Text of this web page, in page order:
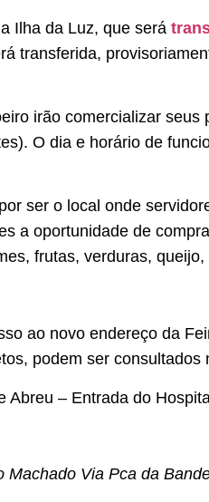
Ilha da Luz, que será
transferida,
irão comercializar
O dia e horário de
ser o local onde
a oportunidade de
frutas, verduras,
ao novo endereço da
podem ser consultados
Abreu – Entrada do
Machado Via Pca da